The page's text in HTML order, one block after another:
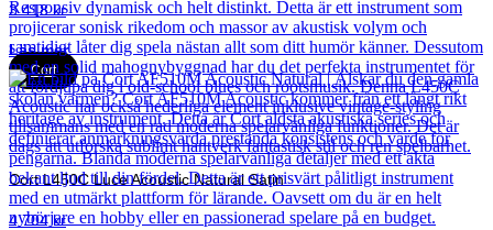
3 418kr
Läs mer
Cort
Cort L450C Luce Acoustic Natural Satin
4 704kr